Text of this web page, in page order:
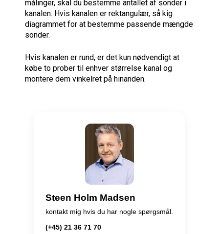
målinger, skal du bestemme antallet af sonderi
kanalen. Hvis kanalen er rektangulær, såkig
diagrammet for at bestemme passende mængde
sonder.
Hvis kanalen er rund, er det kun nødvendigt at
købe to prober til enhver størrelse kanal og
montere dem vinkelret på hinanden.
Steen Holm Madsen
kontakt mig hvis du har nogle spørgsmål.
(+45) 21 36 71 70